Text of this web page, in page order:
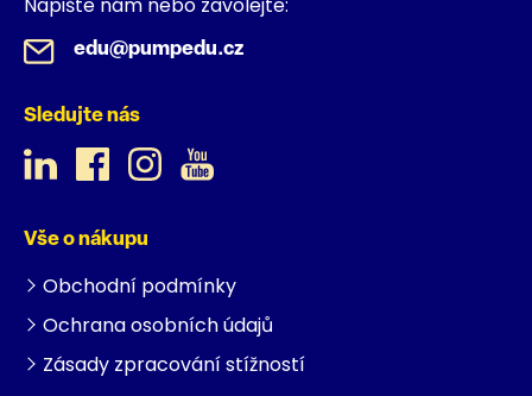
edu@pumpedu.cz
Sledujte nás
Vše o nákupu
Obchodní podmínky
Ochrana osobních údajů
Zásady zpracování stížností